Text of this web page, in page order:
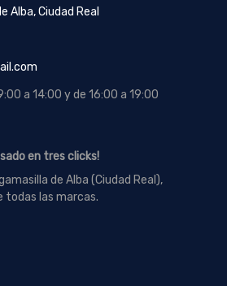
Alba, Ciudad Real
a 14:00 y de 16:00 a 19:00
en tres clicks!
de Alba (Ciudad Real),
todas las marcas.